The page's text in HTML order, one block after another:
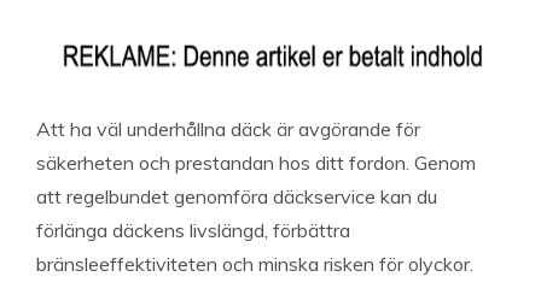
Att ha väl underhållna däck är avgörande för
säkerheten och prestandan hos ditt fordon. Genom
att regelbundet genomföra däckservice kan du
förlänga däckens livslängd, förbättra
bränsleeffektiviteten och minska risken för olyckor.